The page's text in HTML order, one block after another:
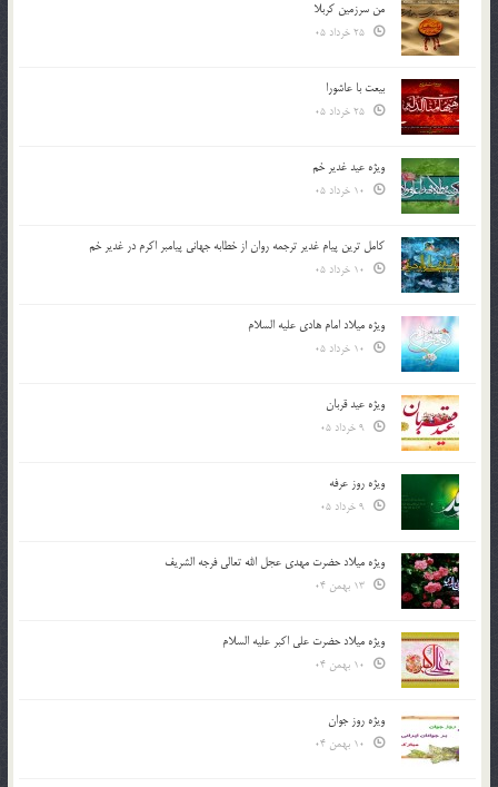
من سرزمین کربلا
بیعت با عاشورا
ویژه عید غدیر خم
کامل ترین پیام غدیر ترجمه روان از خطابه جهانی پیامبر اکرم در غدیر خم
ویژه میلاد امام هادی علیه السلام
ویژه عید قربان
ویژه روز عرفه
ویژه میلاد حضرت مهدی عجل الله تعالی فرجه الشريف
ویژه میلاد حضرت علی اکبر علیه السلام
ویژه روز جوان